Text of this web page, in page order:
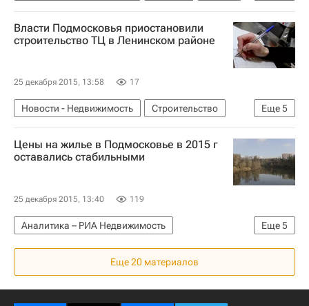
Аренда
Россия
Власти Подмосковья приостановили
строительство ТЦ в Ленинском районе
25 декабря 2015, 13:58 17
Еще5
Новости - Недвижимость
Строительство
Нарушения
Земельные участки
Коммерческая недвижимость
Россия
Цены на жилье в Подмосковье в 2015 г
оставались стабильными
25 декабря 2015, 13:40 119
Еще5
Аналитика – РИА Недвижимость
Крупным планом
Жилье
Цены
Московская область (Подмосковье)
Еще 20 материалов